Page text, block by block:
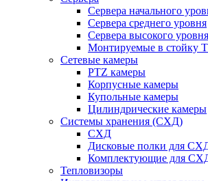
Сервера начального
Сервера среднего уровня
Сервера высокого уровня
Монтируемые в стойку
Сетевые камеры
PTZ камеры
Корпусные камеры
Купольные камеры
Цилиндрические камеры
Системы хранения (СХД)
СХД
Дисковые полки для
Комплектующие для
Тепловизоры